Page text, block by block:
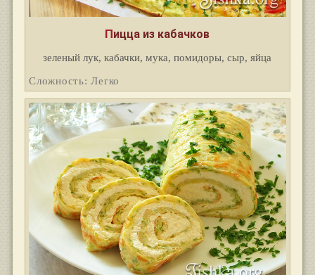
Пицца из кабачков
зеленый лук, кабачки, мука, помидоры, сыр, яйца
Сложность: Легко